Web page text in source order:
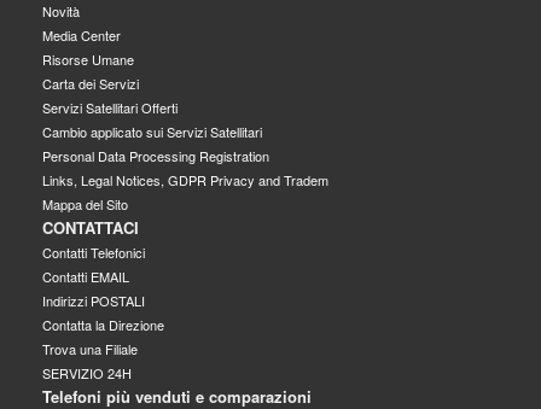
Novità
Media Center
Risorse Umane
Carta dei Servizi
Servizi Satellitari Offerti
Cambio applicato sui Servizi Satellitari
Personal Data Processing Registration
Links, Legal Notices, GDPR Privacy and Tradem
Mappa del Sito
CONTATTACI
Contatti Telefonici
Contatti EMAIL
Indirizzi POSTALI
Contatta la Direzione
Trova una Filiale
SERVIZIO 24H
Telefoni più venduti e comparazioni